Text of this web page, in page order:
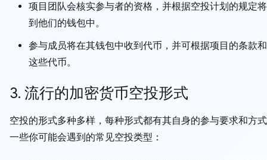
项目团队会核实参与者的资格，并根据空投计划的规定
到他们的钱包中。
参与成员将在其钱包中收到代币，并可根据项目的条款
这些代币。
3. 流行的加密货币空投形式
空投的形式多种多样，每种形式都有其自身的参与要求和方
一些你可能会遇到的常见空投类型：